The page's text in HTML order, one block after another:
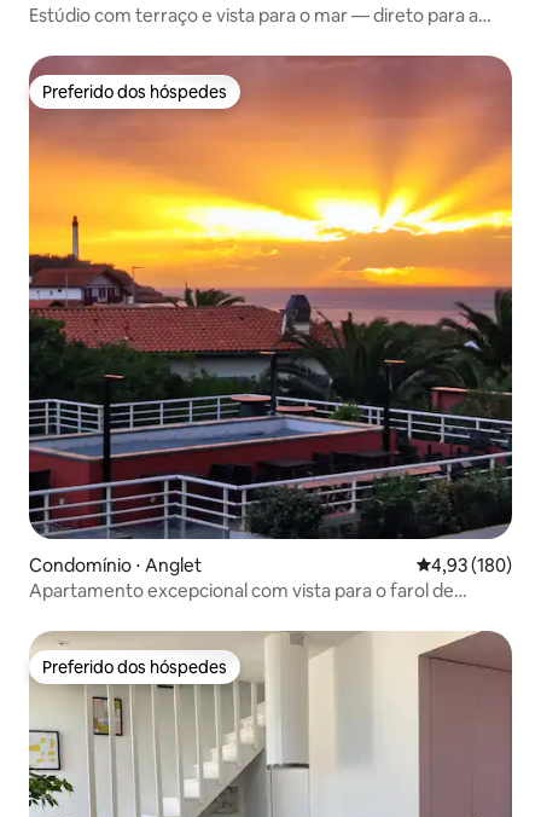
Estúdio com terraço e vista para o mar — direto para a
Preferido dos hóspedes
Preferido dos hóspedes
Condomínio ⋅ Anglet 4,93 de uma
4,93 (180)
Apartamento excepcional com vista para o farol de
Preferido dos hóspedes
Preferido dos hóspedes